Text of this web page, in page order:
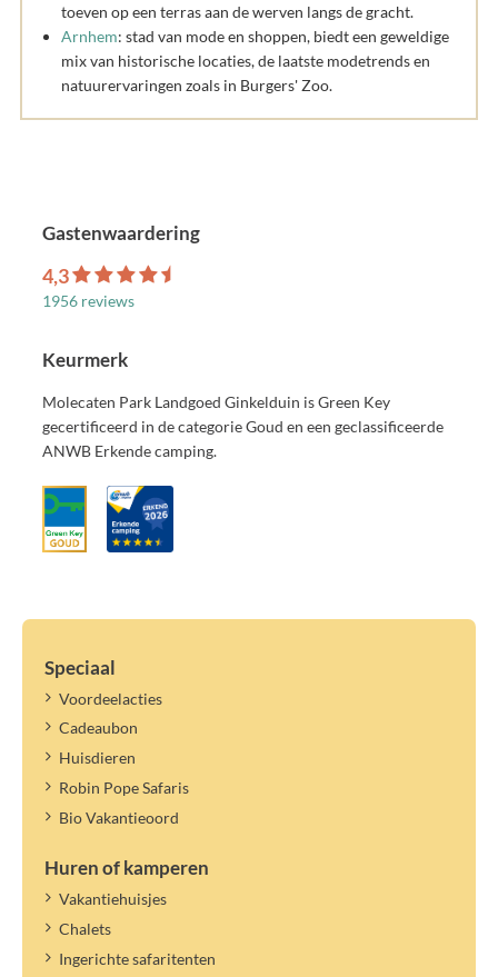
toeven op een terras aan de werven langs de gracht.
Arnhem: stad van mode en shoppen, biedt een geweldige
mix van historische locaties, de laatste modetrends en
natuurervaringen zoals in Burgers' Zoo.
Gastenwaardering
4,3
1956 reviews
Keurmerk
Molecaten Park Landgoed Ginkelduin is Green Key
gecertificeerd in de categorie Goud en een geclassificeerde
ANWB Erkende camping.
Speciaal
Voordeelacties
Cadeaubon
Huisdieren
Robin Pope Safaris
Bio Vakantieoord
Huren of kamperen
Vakantiehuisjes
Chalets
Ingerichte safaritenten